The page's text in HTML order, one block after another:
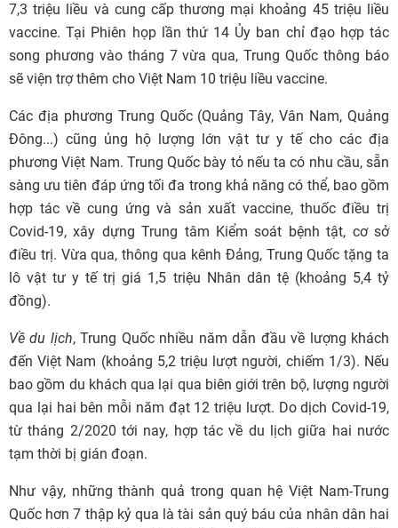
7,3 triệu liều và cung cấp thương mại khoảng 45 triệu liều
vaccine. Tại Phiên họp lần thứ 14 Ủy ban chỉ đạo hợp tác
song phương vào tháng 7 vừa qua, Trung Quốc thông báo
sẽ viện trợ thêm cho Việt Nam 10 triệu liều vaccine.
Các địa phương Trung Quốc (Quảng Tây, Vân Nam, Quảng
Đông...) cũng ủng hộ lượng lớn vật tư y tế cho các địa
phương Việt Nam. Trung Quốc bày tỏ nếu ta có nhu cầu, sẵn
sàng ưu tiên đáp ứng tối đa trong khả năng có thể, bao gồm
hợp tác về cung ứng và sản xuất vaccine, thuốc điều trị
Covid-19, xây dựng Trung tâm Kiểm soát bệnh tật, cơ sở
điều trị. Vừa qua, thông qua kênh Đảng, Trung Quốc tặng ta
lô vật tư y tế trị giá 1,5 triệu Nhân dân tệ (khoảng 5,4 tỷ
đồng).
Về du lịch, Trung Quốc nhiều năm dẫn đầu về lượng khách
đến Việt Nam (khoảng 5,2 triệu lượt người, chiếm 1/3). Nếu
bao gồm du khách qua lại qua biên giới trên bộ, lượng người
qua lại hai bên mỗi năm đạt 12 triệu lượt. Do dịch Covid-19,
từ tháng 2/2020 tới nay, hợp tác về du lịch giữa hai nước
tạm thời bị gián đoạn.
Như vậy, những thành quả trong quan hệ Việt Nam-Trung
Quốc hơn 7 thập kỷ qua là tài sản quý báu của nhân dân hai